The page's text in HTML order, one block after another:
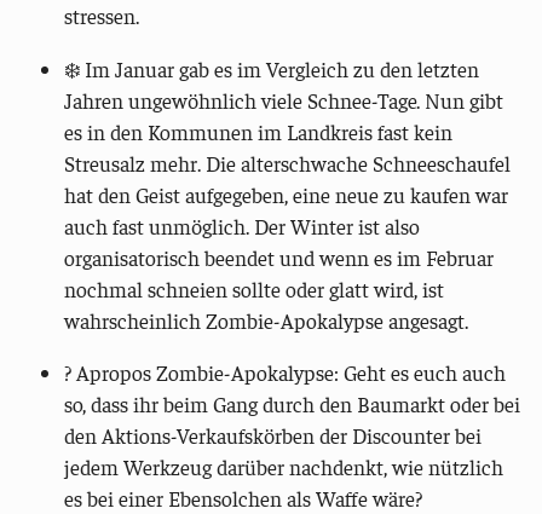
stressen.
❄️ Im Januar gab es im Vergleich zu den letzten
Jahren ungewöhnlich viele Schnee-Tage. Nun gibt
es in den Kommunen im Landkreis fast kein
Streusalz mehr. Die alterschwache Schneeschaufel
hat den Geist aufgegeben, eine neue zu kaufen war
auch fast unmöglich. Der Winter ist also
organisatorisch beendet und wenn es im Februar
nochmal schneien sollte oder glatt wird, ist
wahrscheinlich Zombie-Apokalypse angesagt.
? Apropos Zombie-Apokalypse: Geht es euch auch
so, dass ihr beim Gang durch den Baumarkt oder bei
den Aktions-Verkaufskörben der Discounter bei
jedem Werkzeug darüber nachdenkt, wie nützlich
es bei einer Ebensolchen als Waffe wäre?